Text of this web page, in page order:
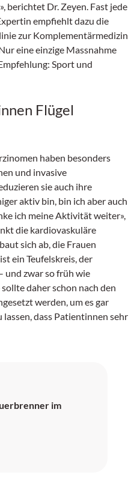
berichtet Dr. Zeyen. Fast jede
empfiehlt dazu die
zur Komplementärmedizin
eine einzige Massnahme
Sport und
Flügel
haben besonders
und invasive
sie auch ihre
aktiv bin, bin ich aber auch
ich meine Aktivität weiter»,
die kardiovaskuläre
sich ab, die Frauen
ein Teufelskreis, der
und zwar so früh wie
daher schon nach den
werden, um es gar
dass Patientinnen sehr
im